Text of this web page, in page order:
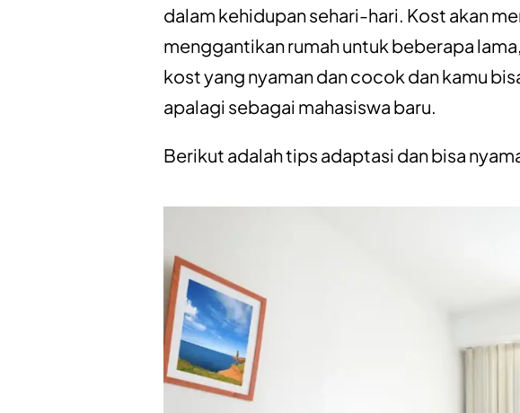
dalam kehidupan sehari-hari. Kost akan
menggantikan rumah untuk beberapa
kost yang nyaman dan cocok dan kamu
apalagi sebagai mahasiswa baru.
Berikut adalah tips adaptasi dan bisa